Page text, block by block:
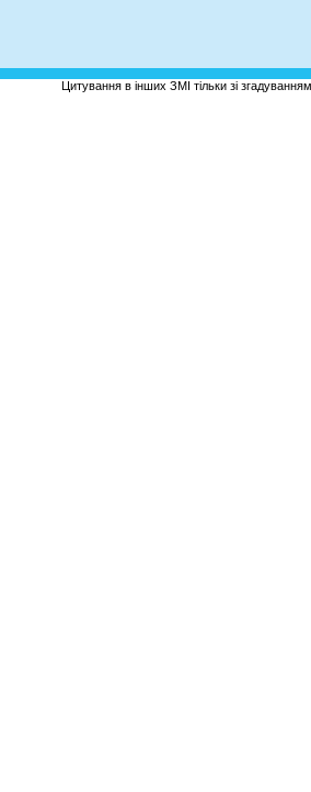
Цитування в інших ЗМІ тільки зі